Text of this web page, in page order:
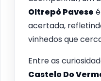
Oltrepò Pavese
acertada,
vinhedos que
Entre as
Castelo Do